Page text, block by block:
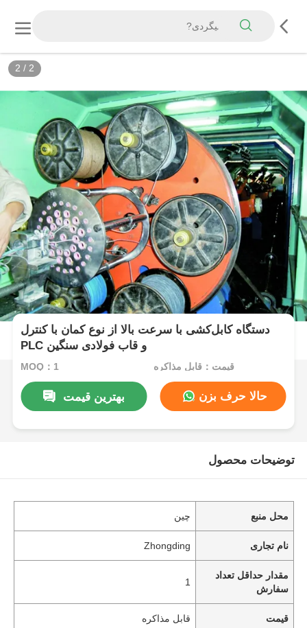
2 / 2
دستگاه کابل‌کشی با سرعت بالا از نوع کمان با کنترل
PLC و قاب فولادی سنگین
MOQ：1 قیمت：قابل مذاکره
بهترین قیمت حالا حرف بزن
توضیحات محصول
محل منبع چین
نام تجاری Zhongding
مقدار حداقل تعداد
سفارش
1
قیمت قابل مذاکره